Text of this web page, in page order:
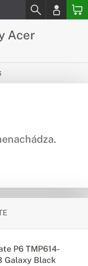
Acer
P6 TMP614-
Galaxy Black